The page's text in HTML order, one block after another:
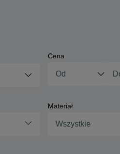
Cena
Materiał
Wszystkie